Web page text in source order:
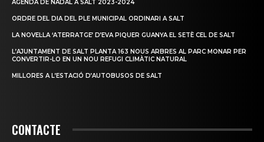
AGENDA DE NADAL A SALT 2023-2024
ORDRE DEL DIA DEL PLE MUNICIPAL ORDINARI A SALT
LA NOVEL·LA ‘ATERRATGE’ D’EVA PIQUER GUANYA EL SETÈ CEL DE SALT
L’AJUNTAMENT DE SALT PLANTA 163 NOUS ARBRES AL PARC MONAR PER
CONVERTIR-LO EN UN NOU REFUGI CLIMÀTIC NATURAL
MILLORES A L’ESTACIÓ D’AUTOBUSOS DE SALT
CONTACTE